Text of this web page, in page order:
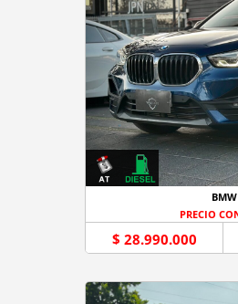
PRECIO
$ 28.990.000